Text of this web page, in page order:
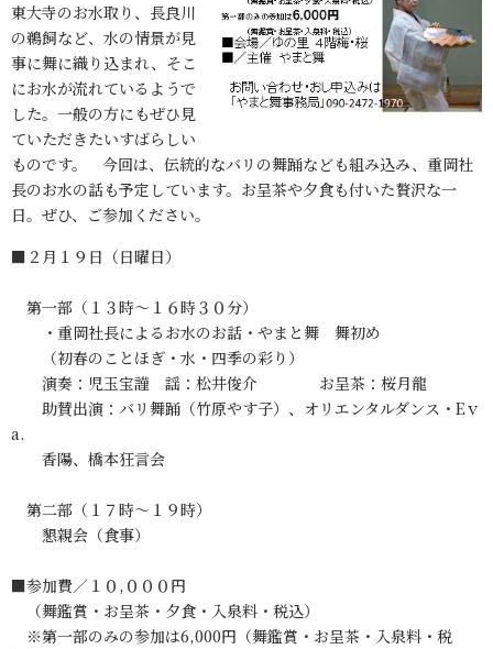
東大寺のお水取り、長良川
の鵜飼など、水の情景が見
事に舞に織り込まれ、そこ
にお水が流れているようで
した。一般の方にもぜひ見
ていただきたいすばらしい
ものです。 今回は、伝統的なバリの舞踊なども組み込み、重岡社
長のお水の話も予定しています。お呈茶や夕食も付いた贅沢な一
日。ぜひ、ご参加ください。
■２月１９日（日曜日）
第一部（１３時～１６時３０分）
・重岡社長によるお水のお話・やまと舞 舞初め
（初春のことほぎ・水・四季の彩り）
演奏：児玉宝謹 謡：松井俊介 お呈茶：桜月龍
助賛出演：バリ舞踊（竹原やす子）、オリエンタルダンス・Eｖ
a.
香陽、橋本狂言会
第二部（１７時～１９時）
懇親会（食事）
■参加費／１０,０００円
（舞鑑賞・お呈茶・夕食・入泉料・税込）
※第一部のみの参加は6,000円（舞鑑賞・お呈茶・入泉料・税